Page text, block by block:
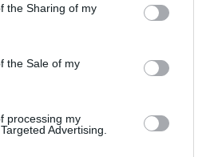
usage behaviour. You may click to
Google and its third-party tags to
specified purposes in below Google
the Sharing of my
the Sale of my
processing my
Advertising.
belőle környezetbarát bőrradírt
a bőrre:
egy kevés kókuszolajjal vagy
le langyos vízzel.